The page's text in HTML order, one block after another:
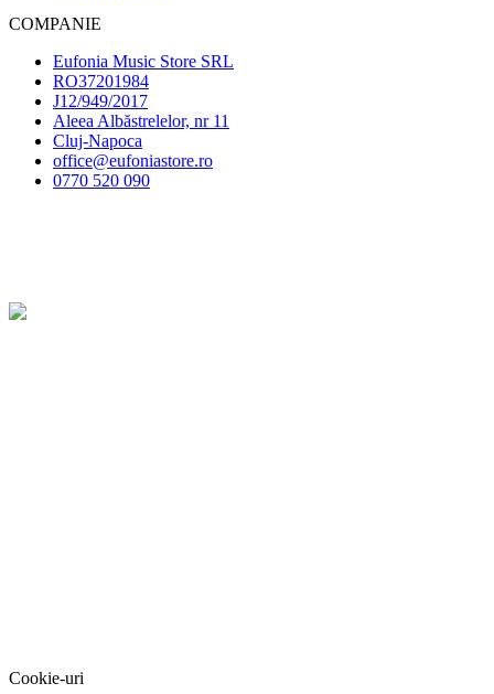
COMPANIE
Eufonia Music Store SRL
RO37201984
J12/949/2017
Aleea Albăstrelelor, nr 11
Cluj-Napoca
office@eufoniastore.ro
0770 520 090
Cookie-uri